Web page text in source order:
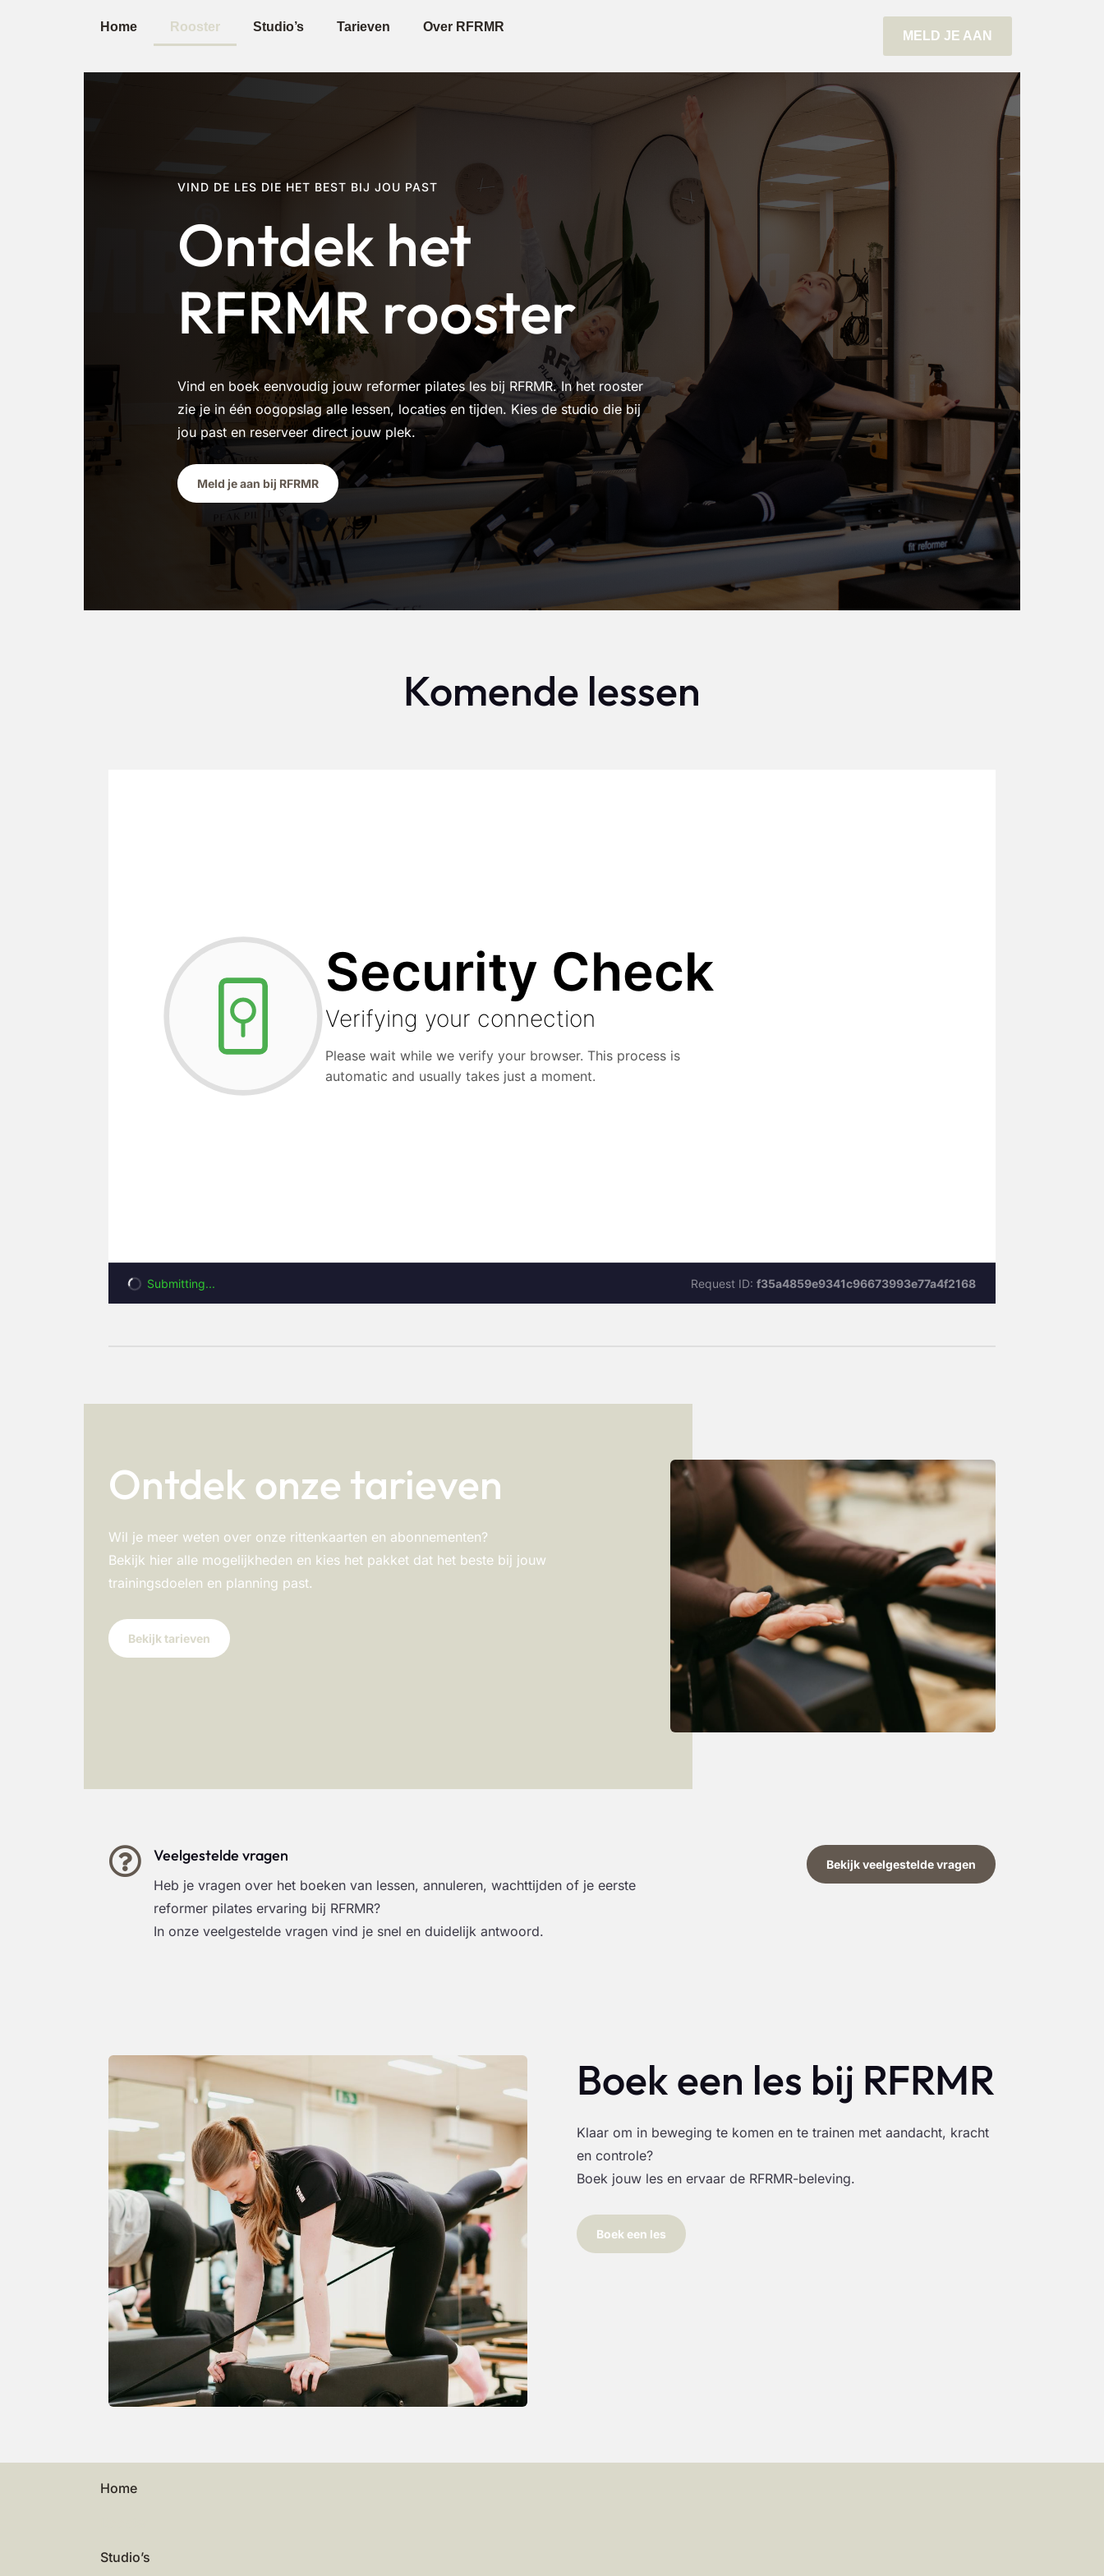
Home Rooster Studio’s Tarieven Over RFRMR
MELD JE AAN
VIND DE LES DIE HET BEST BIJ JOU PAST
Ontdek het
RFRMR rooster
Vind en boek eenvoudig jouw reformer pilates les bij RFRMR. In het rooster
zie je in één oogopslag alle lessen, locaties en tijden. Kies de studio die bij
jou past en reserveer direct jouw plek.
Meld je aan bij RFRMR
Komende lessen
Ontdek onze tarieven
Wil je meer weten over onze rittenkaarten en abonnementen?
Bekijk hier alle mogelijkheden en kies het pakket dat het beste bij jouw
trainingsdoelen en planning past.
Bekijk tarieven
 Veelgestelde vragen
Heb je vragen over het boeken van lessen, annuleren, wachttijden of je eerste
reformer pilates ervaring bij RFRMR?
In onze veelgestelde vragen vind je snel en duidelijk antwoord.
Bekijk veelgestelde vragen
Boek een les bij RFRMR
Klaar om in beweging te komen en te trainen met aandacht, kracht
en controle?
Boek jouw les en ervaar de RFRMR-beleving.
Boek een les
Home
Studio’s